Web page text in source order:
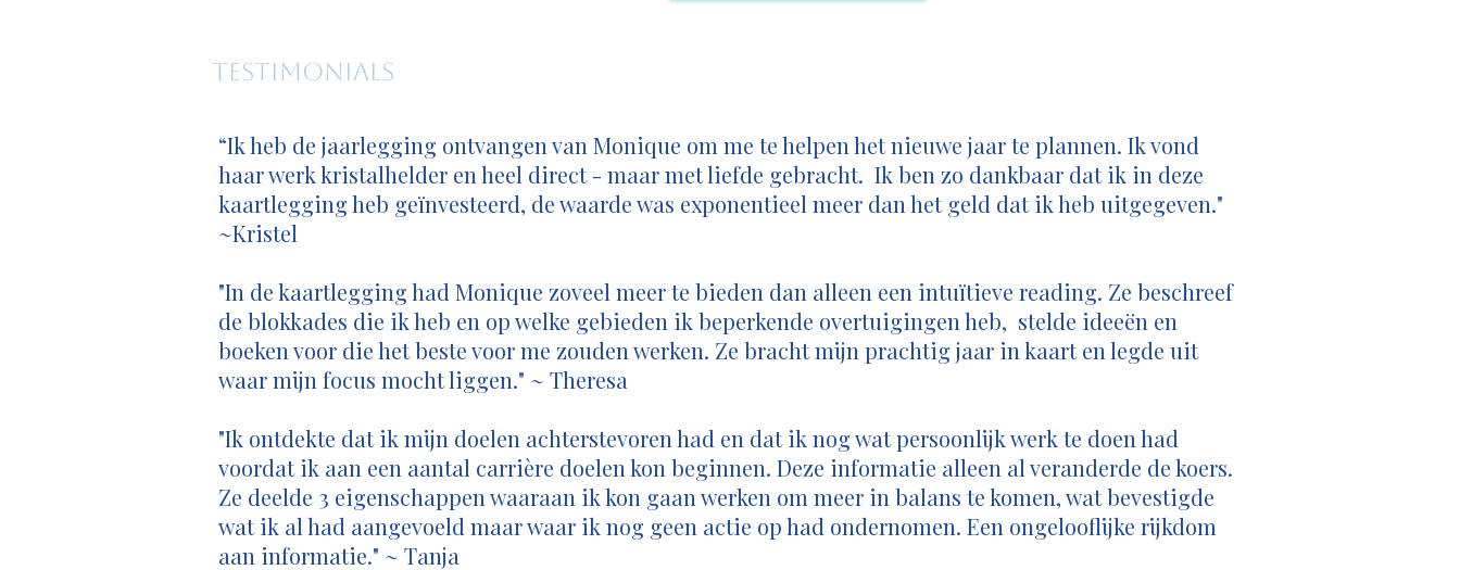
TESTIMONIALS
“Ik heb de jaarlegging ontvangen van Monique om me te helpen het nieuwe jaar te plannen. Ik vond
haar werk kristalhelder en heel direct - maar met liefde gebracht. Ik ben zo dankbaar dat ik in deze
kaartlegging heb geïnvesteerd, de waarde was exponentieel meer dan het geld dat ik heb uitgegeven."
~Kristel
"In de kaartlegging had Monique zoveel meer te bieden dan alleen een intuïtieve reading. Ze beschreef
de blokkades die ik heb en op welke gebieden ik beperkende overtuigingen heb, stelde ideeën en
boeken voor die het beste voor me zouden werken. Ze bracht mijn prachtig jaar in kaart en legde uit
waar mijn focus mocht liggen." ~ Theresa
"Ik ontdekte dat ik mijn doelen achterstevoren had en dat ik nog wat persoonlijk werk te doen had
voordat ik aan een aantal carrière doelen kon beginnen. Deze informatie alleen al veranderde de koers.
Ze deelde 3 eigenschappen waaraan ik kon gaan werken om meer in balans te komen, wat bevestigde
wat ik al had aangevoeld maar waar ik nog geen actie op had ondernomen. Een ongelooflijke rijkdom
aan informatie." ~ Tanja